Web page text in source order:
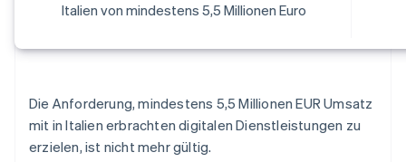
Italien von mindestens 5,5 Millionen Euro
Die Anforderung, mindestens 5,5 Millionen EUR Umsatz
mit in Italien erbrachten digitalen Dienstleistungen zu
erzielen, ist nicht mehr gültig.